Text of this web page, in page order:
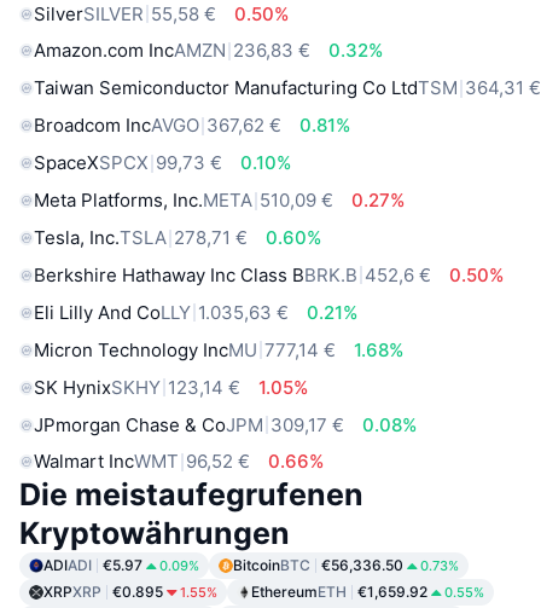
SilverSILVER 55,58 €
0.50%
Amazon.com IncAMZN 236,83 €
0.32%
Taiwan Semiconductor Manufacturing Co LtdTSM 364,31 €
Broadcom IncAVGO 367,62 €
0.81%
SpaceXSPCX 99,73 €
0.10%
Meta Platforms, Inc.META 510,09 €
0.27%
Tesla, Inc.TSLA 278,71 €
0.60%
Berkshire Hathaway Inc Class BBRK.B 452,6 €
0.50%
Eli Lilly And CoLLY 1.035,63 €
0.21%
Micron Technology IncMU 777,14 €
1.68%
SK HynixSKHY 123,14 €
1.05%
JPmorgan Chase & CoJPM 309,17 €
0.08%
Walmart IncWMT 96,52 € 0.66%
Die meistaufegrufenen
Kryptowährungen
ADIADI €5.97 0.09% BitcoinBTC €56,336.50 0.73%
XRPXRP €0.895 1.55% EthereumETH €1,659.92 0.55%